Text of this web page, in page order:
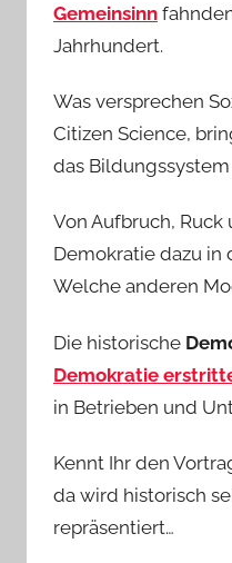
Gemeinsinn
Jahrhundert.
Was versprechen
Citizen Science,
das Bildungssystem
Von Aufbruch,
Demokratie dazu in
Welche anderen
Die historische
Demokratie
in Betrieben und
Kennt Ihr den
da wird historisch
repräsentiert…